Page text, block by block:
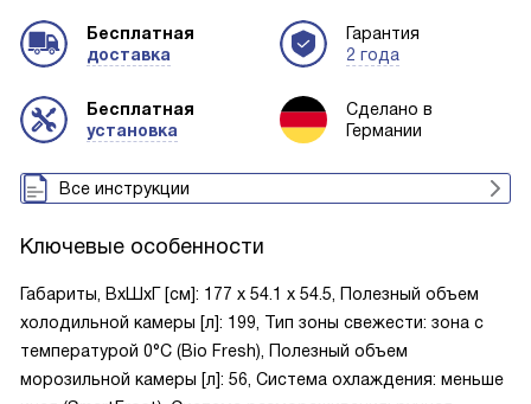
Бесплатная
доставка
Бесплатная
установка
Гарантия
2 года
Сделано в
Германии
Все инструкции
Ключевые особенности
Габариты, ВxШxГ [см]: 177 х 54.1 х 54.5, Полезный объем
холодильной камеры [л]: 199, Тип зоны свежести: зона с
температурой 0°C (Bio Fresh), Полезный объем
морозильной камеры [л]: 56, Система охлаждения: меньше